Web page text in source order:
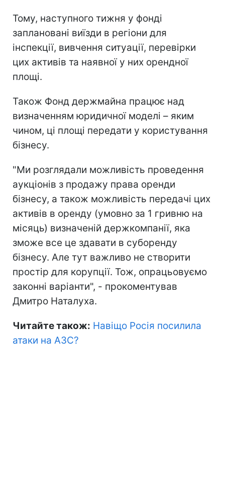
Тому, наступного тижня у фонді
заплановані виїзди в регіони для
інспекції, вивчення ситуації, перевірки
цих активів та наявної у них орендної
площі.
Також Фонд держмайна працює над
визначенням юридичної моделі – яким
чином, ці площі передати у користування
бізнесу.
"Ми розглядали можливість проведення
аукціонів з продажу права оренди
бізнесу, а також можливість передачі цих
активів в оренду (умовно за 1 гривню на
місяць) визначеній держкомпанії, яка
зможе все це здавати в суборенду
бізнесу. Але тут важливо не створити
простір для корупції. Тож, опрацьовуємо
законні варіанти", - прокоментував
Дмитро Наталуха.
Читайте також: Навіщо Росія посилила
атаки на АЗС?